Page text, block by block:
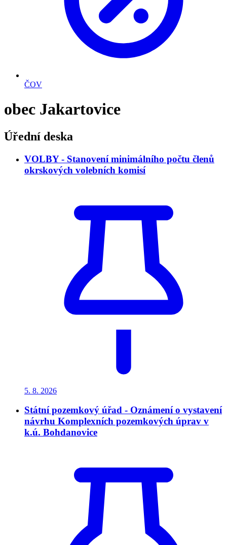
ČOV
obec Jakartovice
Úřední deska
VOLBY - Stanovení minimálního počtu členů
okrskových volebních komisí
5. 8. 2026
Státní pozemkový úřad - Oznámení o vystavení
návrhu Komplexních pozemkových úprav v
k.ú. Bohdanovice